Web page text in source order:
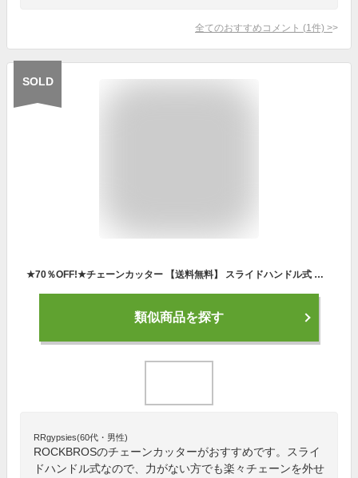
全てのおすすめコメント (1 件) >
SOLD
★70％OFF!★チェーンカッター 【送料無料】 スライドハンドル式 対応変速数8-11速 スムーズ操作 自転車用 自転車 8~11速 CBK-BK
類似商品を探す
RRgypsies(60代・男性)
ROCKBROSのチェーンカッターがおすすめです。スライ
ドハンドル式なので、力がない方でも楽々チェーンを外せ